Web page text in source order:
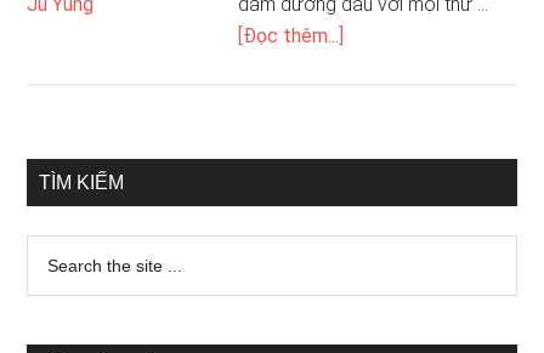
[Đọc thêm...]
TÌM KIẾM